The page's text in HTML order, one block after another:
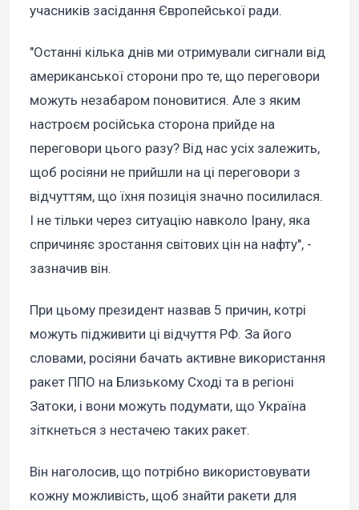
учасників засідання Європейської ради.
"Останні кілька днів ми отримували сигнали від
американської сторони про те, що переговори
можуть незабаром поновитися. Але з яким
настроєм російська сторона прийде на
переговори цього разу? Від нас усіх залежить,
щоб росіяни не прийшли на ці переговори з
відчуттям, що їхня позиція значно посилилася.
І не тільки через ситуацію навколо Ірану, яка
спричиняє зростання світових цін на нафту", -
зазначив він.
При цьому президент назвав 5 причин, котрі
можуть підживити ці відчуття РФ. За його
словами, росіяни бачать активне використання
ракет ППО на Близькому Сході та в регіоні
Затоки, і вони можуть подумати, що Україна
зіткнеться з нестачею таких ракет.
Він наголосив, що потрібно використовувати
кожну можливість, щоб знайти ракети для